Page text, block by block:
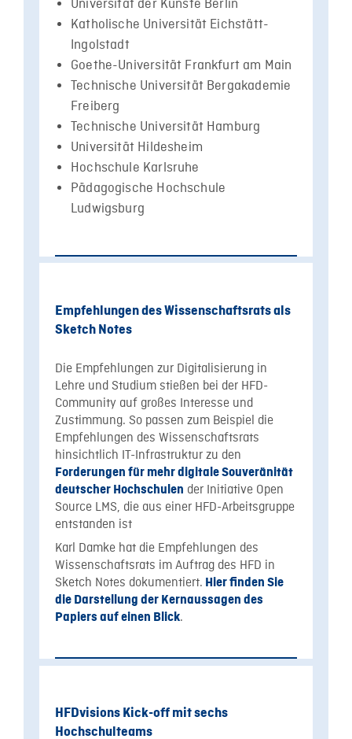
Universität der Künste Berlin
Katholische Universität Eichstätt-
Ingolstadt
Goethe-Universität Frankfurt am Main
Technische Universität Bergakademie
Freiberg
Technische Universität Hamburg
Universität Hildesheim
Hochschule Karlsruhe
Pädagogische Hochschule
Ludwigsburg
Empfehlungen des Wissenschaftsrats als
Sketch Notes
Die Empfehlungen zur Digitalisierung in
Lehre und Studium stießen bei der HFD-
Community auf großes Interesse und
Zustimmung. So passen zum Beispiel die
Empfehlungen des Wissenschaftsrats
hinsichtlich IT-Infrastruktur zu den
Forderungen für mehr digitale Souveränität
deutscher Hochschulen der Initiative Open
Source LMS, die aus einer HFD-Arbeitsgruppe
entstanden ist
Karl Damke hat die Empfehlungen des
Wissenschaftsrats im Auftrag des HFD in
Sketch Notes dokumentiert. Hier finden Sie
die Darstellung der Kernaussagen des
Papiers auf einen Blick.
HFDvisions Kick-off mit sechs
Hochschulteams